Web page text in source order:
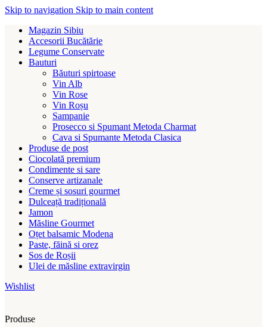
Skip to navigation Skip to main content
Magazin Sibiu
Accesorii Bucătărie
Legume Conservate
Bauturi
Băuturi spirtoase
Vin Alb
Vin Rose
Vin Roșu
Sampanie
Prosecco si Spumant Metoda Charmat
Cava si Spumante Metoda Clasica
Produse de post
Ciocolată premium
Condimente si sare
Conserve artizanale
Creme și sosuri gourmet
Dulceață tradițională
Jamon
Măsline Gourmet
Oțet balsamic Modena
Paste, făină si orez
Sos de Roșii
Ulei de măsline extravirgin
Wishlist
Produse